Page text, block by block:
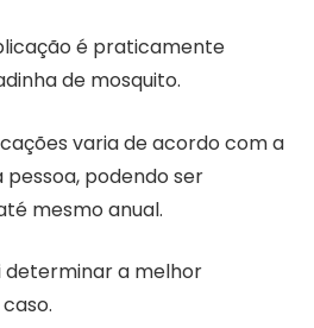
é praticamente
de mosquito.
varia de acordo com a
podendo ser
mesmo anual.
determinar a melhor